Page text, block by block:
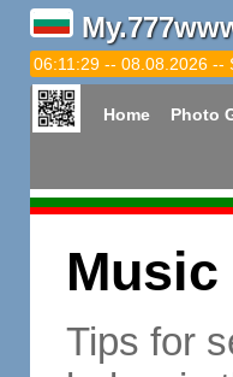
06:11:30 -- 08.08.2026 --
Home Photo
Music
Tips for